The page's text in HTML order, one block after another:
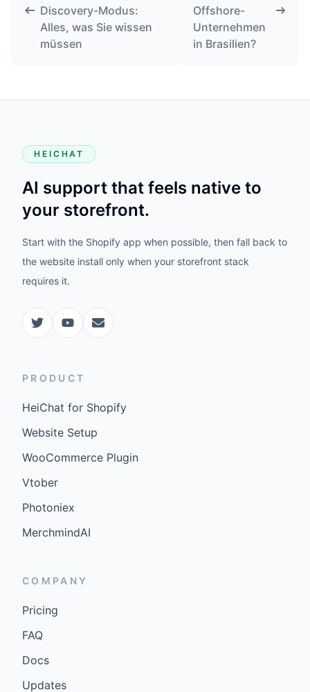
Discovery-Modus:
Alles, was Sie wissen
müssen
Offshore-
Unternehmen
in Brasilien?
HEICHAT
AI support that feels native to
your storefront.
Start with the Shopify app when possible, then fall back to
the website install only when your storefront stack
requires it.
PRODUCT
HeiChat for Shopify
Website Setup
WooCommerce Plugin
Vtober
Photoniex
MerchmindAI
COMPANY
Pricing
FAQ
Docs
Updates